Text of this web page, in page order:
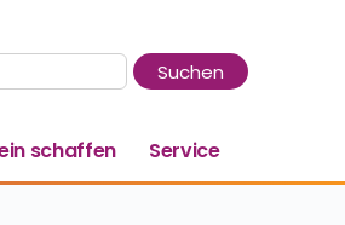
schaffen Service